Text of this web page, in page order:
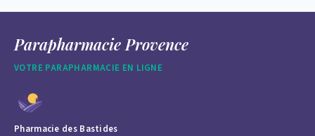
Parapharmacie Provence
VOTRE PARAPHARMACIE EN LIGNE
Pharmacie des Bastides